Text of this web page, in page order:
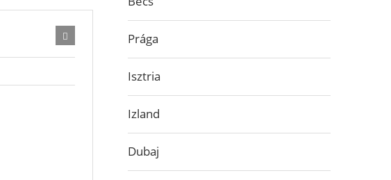
Prága
Isztria
Izland
Dubaj